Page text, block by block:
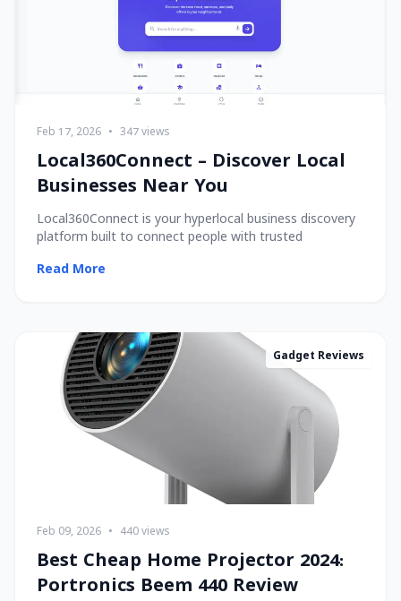
Feb 17, 2026 • 347 views
Local360Connect – Discover Local
Businesses Near You
Local360Connect is your hyperlocal business discovery
platform built to connect people with trusted
Read More
Gadget Reviews
Feb 09, 2026 • 440 views
Best Cheap Home Projector 2024:
Portronics Beem 440 Review